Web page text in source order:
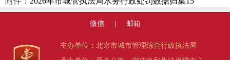
微信 邮箱
主办单位：北京市城市管理综合行政执法局